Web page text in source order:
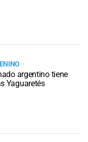
argentino tiene
Yaguaretés